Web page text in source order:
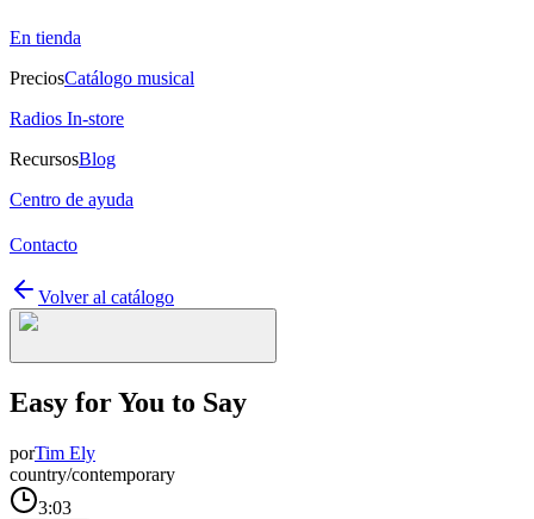
En tienda
PreciosCatálogo musical
Radios In-store
RecursosBlog
Centro de ayuda
Contacto
Volver al catálogo
Easy for You to Say
porTim Ely
country/contemporary
3:03